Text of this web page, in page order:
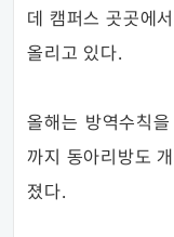
데 캠퍼스 곳곳에
올리고 있다.
올해는 방역수칙
까지 동아리방도
졌다.